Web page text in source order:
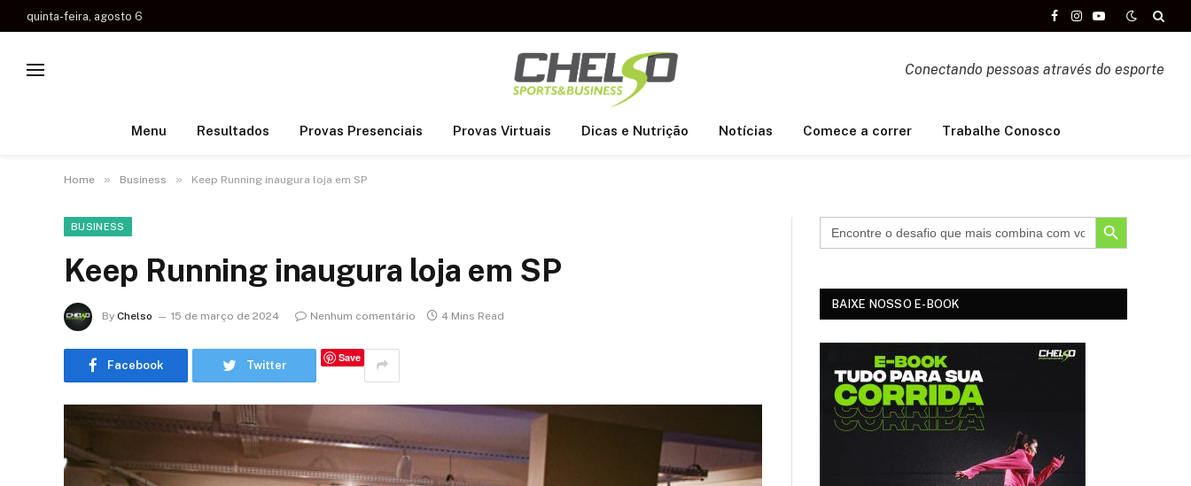
quinta-feira, agosto 6
Facebook
Instagram
YouTube
Conectando pessoas através do esporte
Menu Resultados Provas Presenciais Provas Virtuais Dicas e Nutrição Notícias Comece a correr Trabalhe Conosco
Home » Business » Keep Running inaugura loja em SP
BUSINESS
Keep Running inaugura loja em SP
By Chelso 15 de março de 2024 Nenhum comentário 4 Mins Read
Facebook Twitter
Save
SEARCH BUTTON
BAIXE NOSSO E-BOOK